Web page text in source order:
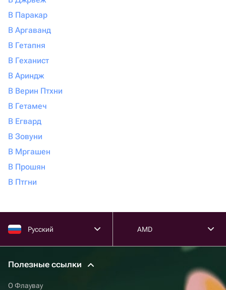
В Паракар
В Аргаванд
В Гетапня
В Геханист
В Ариндж
В Верин Птхни
В Гетамеч
В Егвард
В Зовуни
В Мргашен
В Прошян
В Птгни
Русский AMD
Полезные ссылки
О Флаувау